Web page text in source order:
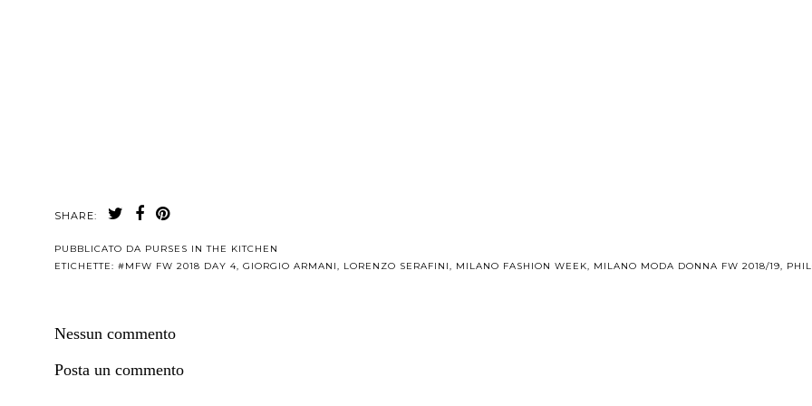
SHARE:
PUBBLICATO DA PURSES IN THE KITCHEN
ETICHETTE: #MFW FW 2018 DAY 4, GIORGIO ARMANI, LORENZO SERAFINI, MILANO FASHION WEEK, MILANO MODA DONNA FW 2018/19,
Nessun commento
Posta un commento